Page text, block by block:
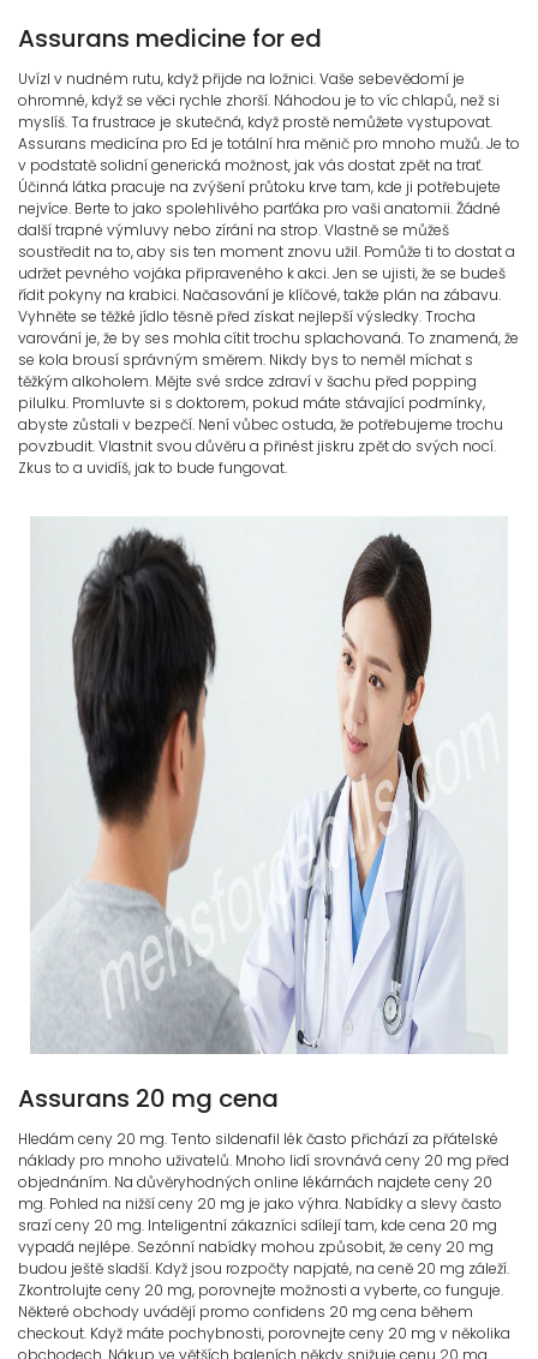
Assurans medicine for ed
Uvízl v nudném rutu, když přijde na ložnici. Vaše sebevědomí je
ohromné, když se věci rychle zhorší. Náhodou je to víc chlapů, než si
myslíš. Ta frustrace je skutečná, když prostě nemůžete vystupovat.
Assurans medicína pro Ed je totální hra měnič pro mnoho mužů. Je to
v podstatě solidní generická možnost, jak vás dostat zpět na trať.
Účinná látka pracuje na zvýšení průtoku krve tam, kde ji potřebujete
nejvíce. Berte to jako spolehlivého parťáka pro vaši anatomii. Žádné
další trapné výmluvy nebo zírání na strop. Vlastně se můžeš
soustředit na to, aby sis ten moment znovu užil. Pomůže ti to dostat a
udržet pevného vojáka připraveného k akci. Jen se ujisti, že se budeš
řídit pokyny na krabici. Načasování je klíčové, takže plán na zábavu.
Vyhněte se těžké jídlo těsně před získat nejlepší výsledky. Trocha
varování je, že by ses mohla cítit trochu splachovaná. To znamená, že
se kola brousí správným směrem. Nikdy bys to neměl míchat s
těžkým alkoholem. Mějte své srdce zdraví v šachu před popping
pilulku. Promluvte si s doktorem, pokud máte stávající podmínky,
abyste zůstali v bezpečí. Není vůbec ostuda, že potřebujeme trochu
povzbudit. Vlastnit svou důvěru a přinést jiskru zpět do svých nocí.
Zkus to a uvidíš, jak to bude fungovat.
Assurans 20 mg cena
Hledám ceny 20 mg. Tento sildenafil lék často přichází za přátelské
náklady pro mnoho uživatelů. Mnoho lidí srovnává ceny 20 mg před
objednáním. Na důvěryhodných online lékárnách najdete ceny 20
mg. Pohled na nižší ceny 20 mg je jako výhra. Nabídky a slevy často
srazí ceny 20 mg. Inteligentní zákazníci sdílejí tam, kde cena 20 mg
vypadá nejlépe. Sezónní nabídky mohou způsobit, že ceny 20 mg
budou ještě sladší. Když jsou rozpočty napjaté, na ceně 20 mg záleží.
Zkontrolujte ceny 20 mg, porovnejte možnosti a vyberte, co funguje.
Některé obchody uvádějí promo confidens 20 mg cena během
checkout. Když máte pochybnosti, porovnejte ceny 20 mg v několika
obchodech. Nákup ve větších baleních někdy snižuje cenu 20 mg.